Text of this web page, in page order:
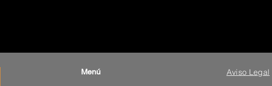
Menú Aviso Legal